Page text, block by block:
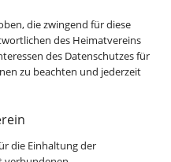
die zwingend für diese
des Heimatvereins
des Datenschutzes für
zu beachten und jederzeit
die Einhaltung der